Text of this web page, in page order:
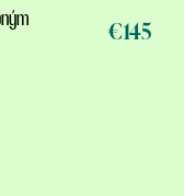
€145